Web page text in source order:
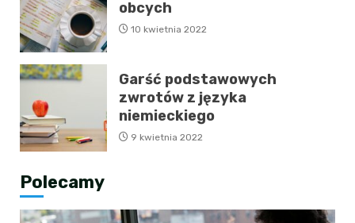
obcych
10 kwietnia 2022
Garść podstawowych
zwrotów z języka
niemieckiego
9 kwietnia 2022
Polecamy